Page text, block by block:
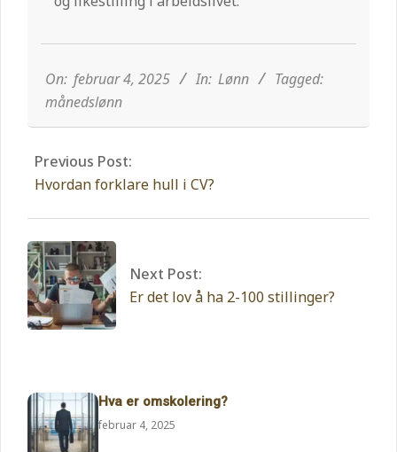
04
On: februar 4, 2025 In: Lønn
Tagged:
månedslønn
Previous Post:
Hvordan forklare hull i CV?
Next Post:
Er det lov å ha 2-100 stillinger?
Hva er omskolering?
februar 4, 2025